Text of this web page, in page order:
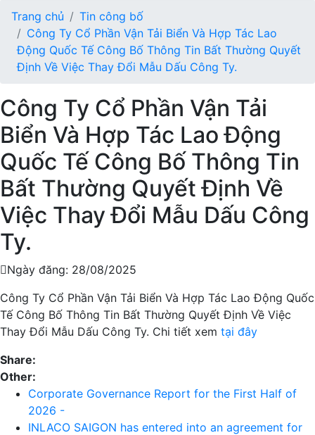
Trang chủ
Tin công bố
Công Ty Cổ Phần Vận Tải Biển Và Hợp Tác Lao
Động Quốc Tế Công Bố Thông Tin Bất Thường Quyết
Định Về Việc Thay Đổi Mẫu Dấu Công Ty.
Công Ty Cổ Phần Vận Tải
Biển Và Hợp Tác Lao Động
Quốc Tế Công Bố Thông Tin
Bất Thường Quyết Định Về
Việc Thay Đổi Mẫu Dấu Công
Ty.
Ngày đăng: 28/08/2025
Công Ty Cổ Phần Vận Tải Biển Và Hợp Tác Lao Động Quốc
Tế Công Bố Thông Tin Bất Thường Quyết Định Về Việc
Thay Đổi Mẫu Dấu Công Ty. Chi tiết xem tại đây
Share:
Other:
Corporate Governance Report for the First Half of
2026 -
INLACO SAIGON has entered into an agreement for